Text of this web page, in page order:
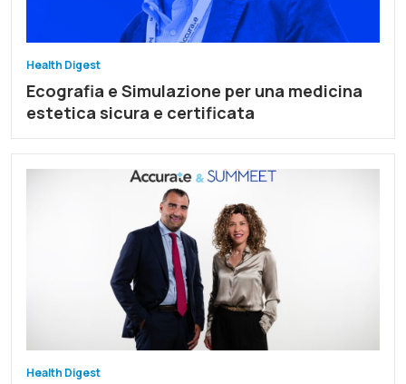
Health Digest
Ecografia e Simulazione per una medicina
estetica sicura e certificata
Health Digest